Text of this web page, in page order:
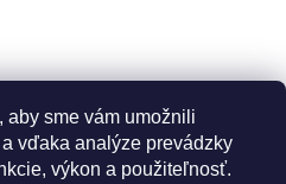
aby sme vám umožnili
vďaka analýze prevádzky
výkon a použiteľnosť.
Pánske rukavice vodičské